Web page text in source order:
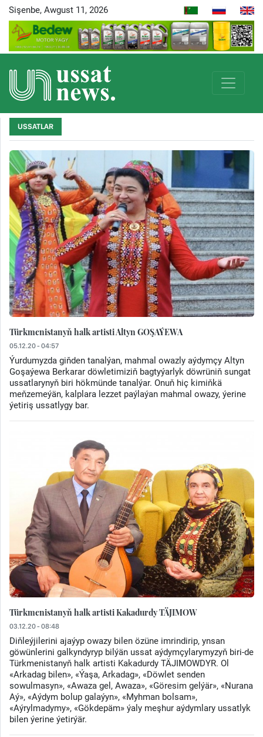
Sişenbe, Awgust 11, 2026
USSATLAR
Türkmenistanyň halk artisti Altyn GOŞAÝEWA
05.12.20 - 04:57
Ýurdumyzda giňden tanalýan, mahmal owazly aýdymçy Altyn
Goşaýewa Berkarar döwletimiziň bagtyýarlyk döwrüniň sungat
ussatlarynyň biri hökmünde tanalýar. Onuň hiç kimiňkä
meňzemeýän, kalplara lezzet paýlaýan mahmal owazy, ýerine
ýetiriş ussatlygy bar.
Türkmenistanyň halk artisti Kakadurdy TÄJIMOW
03.12.20 - 08:48
Diňleýjilerini ajaýyp owazy bilen özüne imrindirip, ynsan
göwünlerini galkyndyryp bilýän ussat aýdymçylarymyzyň biri-de
Türkmenistanyň halk artisti Kakadurdy TÄJIMOWDYR. Ol
«Arkadag bilen», «Ýaşa, Arkadag», «Döwlet senden
sowulmasyn», «Awaza gel, Awaza», «Göresim gelýär», «Nurana
Aý», «Aýdym bolup galaýyn», «Myhman bolsam»,
«Aýrylmadymy», «Gökdepäm» ýaly meşhur aýdymlary ussatlyk
bilen ýerine ýetirýär.